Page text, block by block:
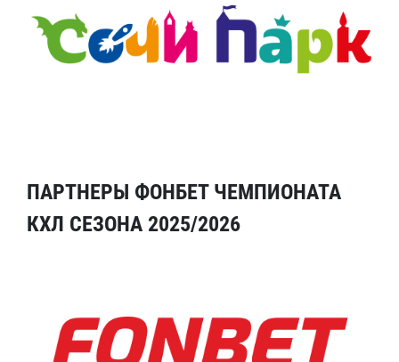
ПАРТНЕРЫ ФОНБЕТ ЧЕМПИОНАТА
КХЛ СЕЗОНА 2025/2026